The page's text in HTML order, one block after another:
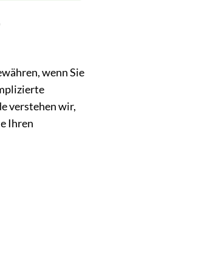
wenn Sie
verstehen wir,
Ihren